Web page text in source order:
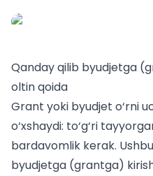
Qanday qilib byudjetga
oltin qoida
Grant yoki byudjet o‘rni
o‘xshaydi: to‘g‘ri
bardavomlik kerak.
byudjetga (grantga)